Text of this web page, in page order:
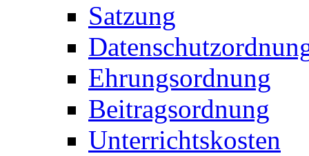
Satzung
Ehrungsordnung
Beitragsordnung
Unterrichtskosten